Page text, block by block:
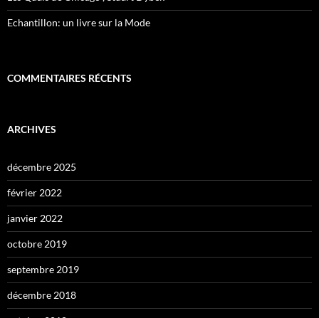
Echantillon: un livre sur la Mode
COMMENTAIRES RÉCENTS
ARCHIVES
décembre 2025
février 2022
janvier 2022
octobre 2019
septembre 2019
décembre 2018